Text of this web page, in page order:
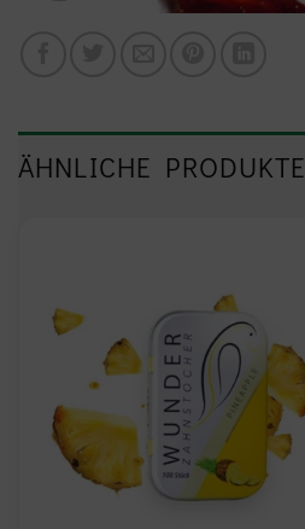
ÄHNLICHE PRODUKTE